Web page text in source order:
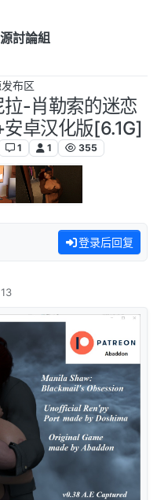
討論組
布区
-肖勒索的迷恋
卓汉化版[6.1G]
1 1 355
登录后回复